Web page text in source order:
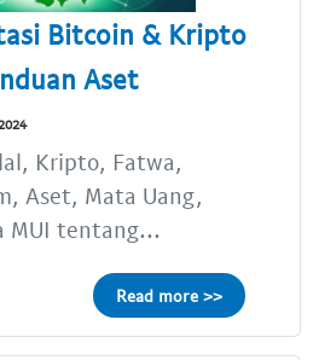
Bitcoin & Kripto
Aset
Kripto, Fatwa,
Aset, Mata Uang,
MUI tentang...
Read more >>